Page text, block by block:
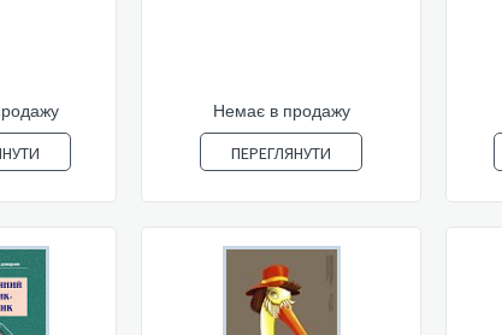
Немає в продажу
ПЕРЕГЛЯНУТИ